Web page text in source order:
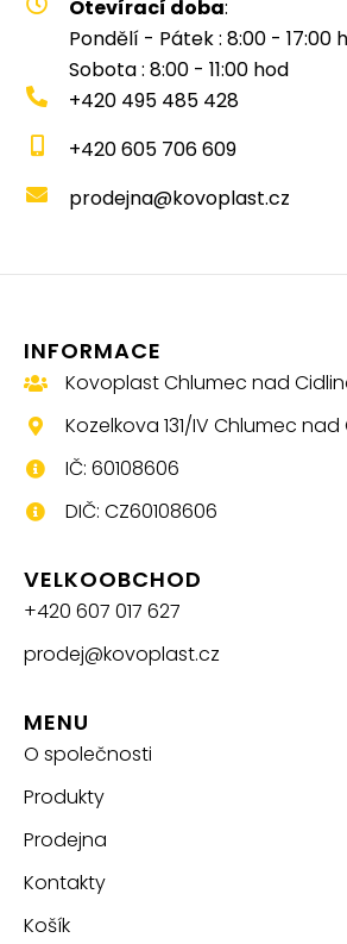
Otevírací doba:
Pondělí - Pátek : 8:00 - 17:00
Sobota : 8:00 - 11:00 hod
+420 495 485 428
+420 605 706 609
prodejna@kovoplast.cz
INFORMACE
Kovoplast Chlumec nad
Kozelkova 131/IV Chlumec nad
IČ: 60108606
DIČ: CZ60108606
VELKOOBCHOD
+420 607 017 627
prodej@kovoplast.cz
MENU
O společnosti
Produkty
Prodejna
Kontakty
Košík